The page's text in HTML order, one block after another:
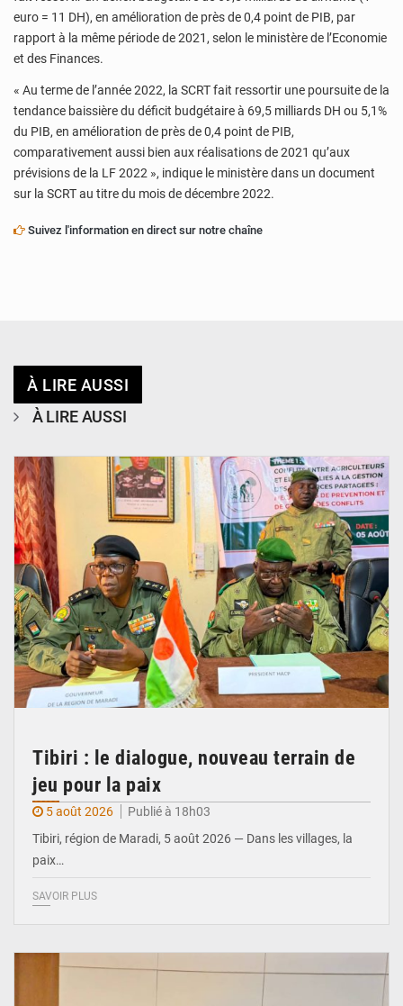
euro = 11 DH), en amélioration de près de 0,4 point de PIB, par
rapport à la même période de 2021, selon le ministère de l’Economie
et des Finances.
« Au terme de l’année 2022, la SCRT fait ressortir une poursuite de la
tendance baissière du déficit budgétaire à 69,5 milliards DH ou 5,1%
du PIB, en amélioration de près de 0,4 point de PIB,
comparativement aussi bien aux réalisations de 2021 qu’aux
prévisions de la LF 2022 », indique le ministère dans un document
sur la SCRT au titre du mois de décembre 2022.
Suivez l'information en direct sur notre chaîne
À LIRE AUSSI
À LIRE AUSSI
Tibiri : le dialogue, nouveau terrain de
jeu pour la paix
5 août 2026
Publié à 18h03
Tibiri, région de Maradi, 5 août 2026 — Dans les villages, la
paix…
SAVOIR PLUS